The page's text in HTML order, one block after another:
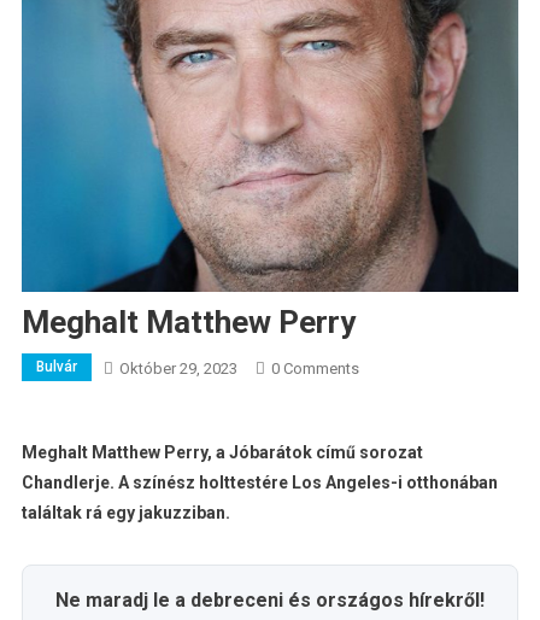
Meghalt Matthew Perry
Bulvár Október 29, 2023 0 Comments
Meghalt Matthew Perry, a Jóbarátok című sorozat
Chandlerje. A színész holttestére Los Angeles-i otthonában
találtak rá egy jakuzziban.
Ne maradj le a debreceni és országos hírekről!